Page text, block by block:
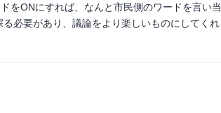
をONにすれば、なんと市民側のワードを言い当
必要があり、議論をより楽しいものにしてくれ